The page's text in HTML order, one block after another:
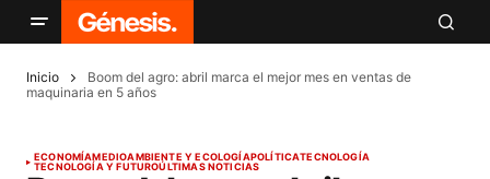
Inicio
Boom del agro: abril marca el mejor mes en ventas de
maquinaria en 5 años
ECONOMÍAMEDIOAMBIENTE Y ECOLOGÍAPOLÍTICATECNOLOGÍA
TECNOLOGÍA Y FUTUROÚLTIMAS NOTICIAS